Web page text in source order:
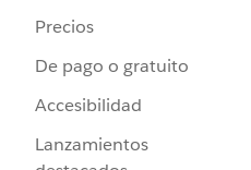
Precios
De pago o gratuito
Accesibilidad
Lanzamientos